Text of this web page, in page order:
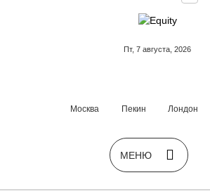
Пт, 7 августа, 2026
Москва Пекин Лондон